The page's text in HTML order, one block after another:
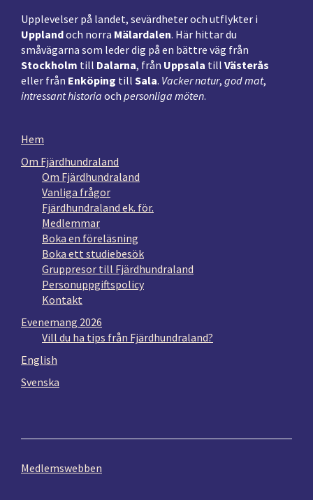
Upplevelser på landet, sevärdheter och utflykter i
Upplandoch norra Mälardalen. Här hittar du
småvägarna som leder dig på en bättre väg från
Stockholm till Dalarna, från Uppsala till Västerås
eller från Enköping till Sala. Vacker natur, god mat,
intressant historia och personliga möten.
Hem
Om Fjärdhundraland
Om Fjärdhundraland
Vanliga frågor
Fjärdhundraland ek. för.
Medlemmar
Boka en föreläsning
Boka ett studiebesök
Gruppresor till Fjärdhundraland
Personuppgiftspolicy
Kontakt
Evenemang 2026
Vill du ha tips från Fjärdhundraland?
English
Svenska
Medlemswebben